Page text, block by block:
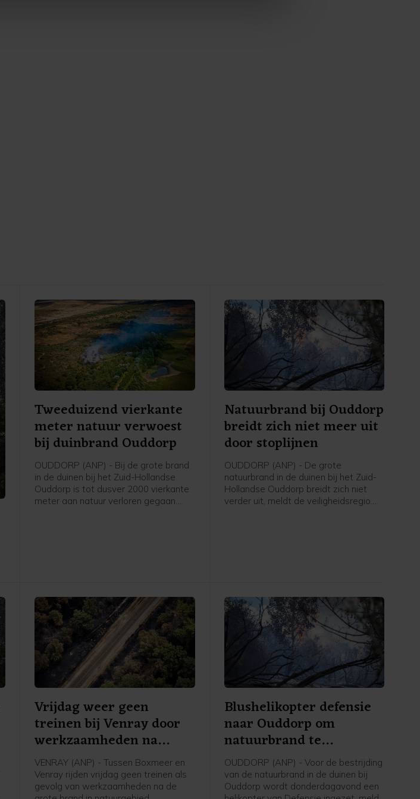
Tweeduizend vierkante
meter natuur verwoest
bij duinbrand Ouddorp
OUDDORP (ANP) - Bij de grote brand
in de duinen bij het Zuid-Hollandse
Ouddorp is tot dusver 2000 vierkante
meter aan natuur verloren gegaan.
Natuurbrand bij Ouddorp
breidt zich niet meer uit
door stoplijnen
OUDDORP (ANP) - De grote
natuurbrand in de duinen bij het Zuid-
Hollandse Ouddorp breidt zich niet
verder uit, meldt de veiligheidsregio.
Vrijdag weer geen
treinen bij Venray door
werkzaamheden na
brand
VENRAY (ANP) - Tussen Boxmeer en
Venray rijden vrijdag geen treinen als
gevolg van werkzaamheden na de
Blushelikopter defensie
naar Ouddorp om
natuurbrand te
bestrijden
OUDDORP (ANP) - Voor de bestrijding
van de natuurbrand in de duinen bij
Ouddorp wordt donderdagavond een